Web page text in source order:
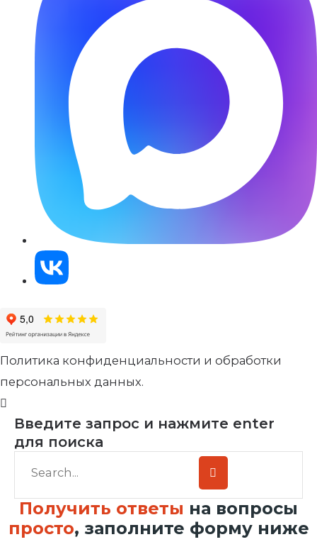
Политика конфиденциальности и обработки
персональных данных.
Введите запрос и нажмите enter
для поиска
Получить ответы на вопросы
просто, заполните форму ниже